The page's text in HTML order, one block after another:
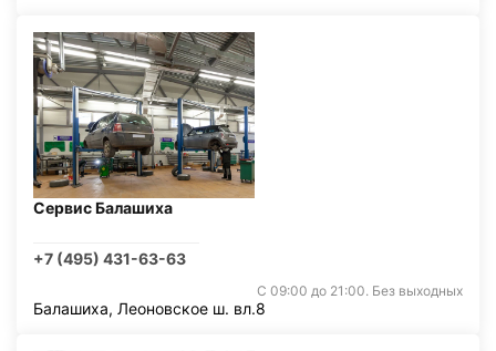
Сервис Балашиха
+7 (495) 431-63-63
С 09:00 до 21:00. Без выходных
Балашиха, Леоновское ш. вл.8